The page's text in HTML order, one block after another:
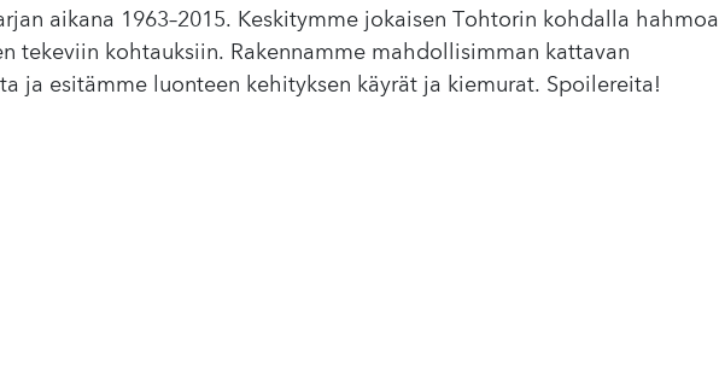
aikana 1963–2015. Keskitymme jokaisen Tohtorin kohdalla hahmoa
tekeviin kohtauksiin. Rakennamme mahdollisimman kattavan
ja esitämme luonteen kehityksen käyrät ja kiemurat. Spoilereita!